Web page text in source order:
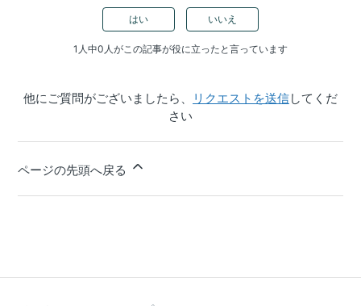
はい いいえ
1人中0人がこの記事が役に立ったと言っています
他にご質問がございましたら、 リクエストを送信してくだ
さい
ページの先頭へ戻る